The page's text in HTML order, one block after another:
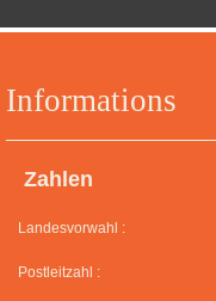
Informations
Zahlen
Landesvorwahl :
Postleitzahl :